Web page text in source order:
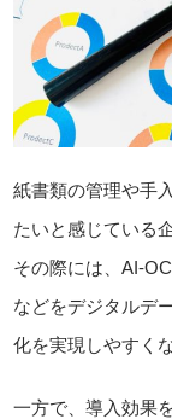
紙書類の管理や手
たいと感じている
その際には、AI-
などをデジタルデ
化を実現しやすく
一方で、導入効果